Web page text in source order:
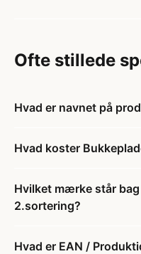
Ofte stillede
Hvad er navnet på
Hvad koster
Hvilket mærke står
2.sortering?
Hvad er EAN /